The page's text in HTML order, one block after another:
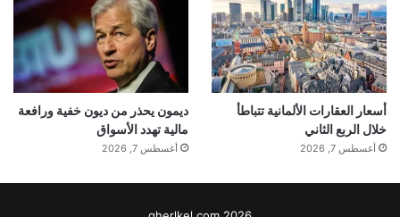
أسعار العقارات الألمانية تتباطأ
خلال الربع الثاني
أغسطس 7, 2026
ديمون يحذر من ديون خفية ورافعة
مالية تهدد الأسواق
أغسطس 7, 2026